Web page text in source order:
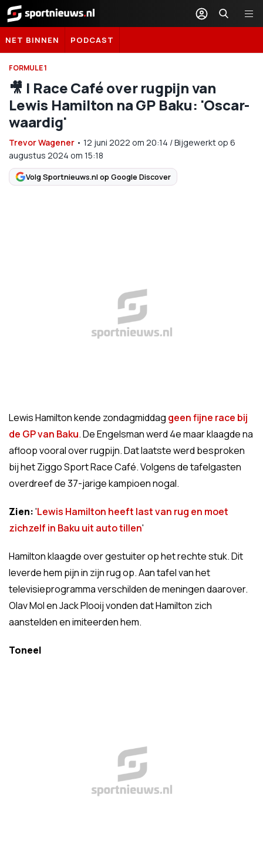
Sportnieuws.nl
NET BINNEN PODCAST
FORMULE 1
🎥 | Race Café over rugpijn van
Lewis Hamilton na GP Baku: 'Oscar-
waardig'
Trevor Wagener • 12 juni 2022 om 20:14 /Bijgewerkt op 6
augustus 2024 om 15:18
Volg Sportnieuws.nl op Google Discover
Lewis Hamilton kende zondagmiddag geen fijne race bij
de GP van Baku. De Engelsman werd 4e maar klaagde na
afloop vooral over rugpijn. Dat laatste werd besproken
bij het Ziggo Sport Race Café. Volgens de tafelgasten
overdreef de 37-jarige kampioen nogal.
Zien:'Lewis Hamilton heeft last van rug en moet
zichzelf in Baku uit auto tillen'
Hamilton klaagde over gestuiter op het rechte stuk. Dit
leverde hem pijn in zijn rug op. Aan tafel van het
televisieprogramma verschilden de meningen daarover.
Olav Mol en Jack Plooij vonden dat Hamilton zich
aanstelden en imiteerden hem.
Toneel